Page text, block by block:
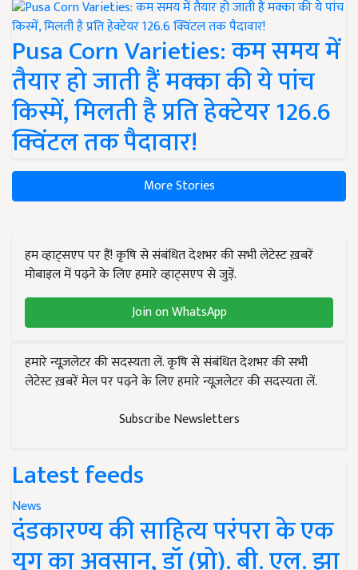
Pusa Corn Varieties: कम समय में
तैयार हो जाती हैं मक्का की ये पांच
किस्में, मिलती है प्रति हेक्टेयर 126.6
क्विंटल तक पैदावार!
More Stories
हम व्हाट्सएप पर हैं! कृषि से संबंधित देशभर की सभी लेटेस्ट ख़बरें
मोबाइल में पढ़ने के लिए हमारे व्हाट्सएप से जुड़ें.
Join on WhatsApp
हमारे न्यूज़लेटर की सदस्यता लें. कृषि से संबंधित देशभर की सभी
लेटेस्ट ख़बरें मेल पर पढ़ने के लिए हमारे न्यूज़लेटर की सदस्यता लें.
Subscribe Newsletters
Latest feeds
News
दंडकारण्य की साहित्य परंपरा के एक